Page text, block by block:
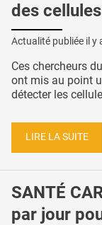
des
Actualité publiée il y
Ces chercheurs
ont mis au point
détecter les
LIRE LA SUITE
SANTÉ
par jour